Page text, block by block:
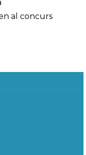
al concurs